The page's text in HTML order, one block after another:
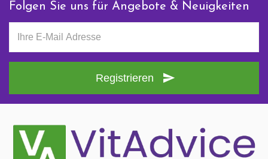
Folgen Sie uns für Angebote & Neuigkeiten
Registrieren